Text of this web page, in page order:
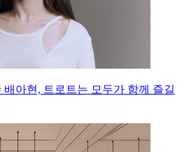
배아현, 트로트는 모두가 함께 즐길